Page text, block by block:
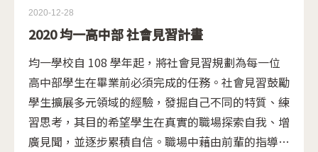
2020-12-28
2020 均一高中部 社會見習計畫
均一學校自 108 學年起，將社會見習規劃為每一位
高中部學生在畢業前必須完成的任務。社會見習鼓勵
學生擴展多元領域的經驗，發掘自己不同的特質、練
習思考，其目的希望學生在真實的職場探索自我、增
廣見聞，並逐步累積自信。職場中藉由前輩的指導和